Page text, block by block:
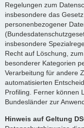
Regelungen zum
insbesondere das
personenbezogener
insbesondere
Recht auf Löschung,
besonderer Kategorien
Verarbeitung für andere
automatisierten
Profiling. Ferner können
Bundesländer zur
Hinweis auf Geltung